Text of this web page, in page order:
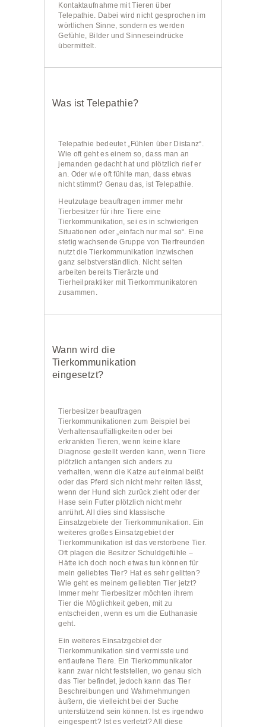
Kontaktaufnahme mit Tieren über
Telepathie. Dabei wird nicht gesprochen im
wörtlichen Sinne, sondern es werden
Gefühle, Bilder und Sinneseindrücke
übermittelt.
Was ist Telepathie?
Telepathie bedeutet „Fühlen über Distanz“.
Wie oft geht es einem so, dass man an
jemanden gedacht hat und plötzlich rief er
an. Oder wie oft fühlte man, dass etwas
nicht stimmt? Genau das, ist Telepathie.
Heutzutage beauftragen immer mehr
Tierbesitzer für ihre Tiere eine
Tierkommunikation, sei es in schwierigen
Situationen oder „einfach nur mal so“. Eine
stetig wachsende Gruppe von Tierfreunden
nutzt die Tierkommunikation inzwischen
ganz selbstverständlich. Nicht selten
arbeiten bereits Tierärzte und
Tierheilpraktiker mit Tierkommunikatoren
zusammen.
Wann wird die
Tierkommunikation
eingesetzt?
Tierbesitzer beauftragen
Tierkommunikationen zum Beispiel bei
Verhaltensauffälligkeiten oder bei
erkrankten Tieren, wenn keine klare
Diagnose gestellt werden kann, wenn Tiere
plötzlich anfangen sich anders zu
verhalten, wenn die Katze auf einmal beißt
oder das Pferd sich nicht mehr reiten lässt,
wenn der Hund sich zurück zieht oder der
Hase sein Futter plötzlich nicht mehr
anrührt. All dies sind klassische
Einsatzgebiete der Tierkommunikation. Ein
weiteres großes Einsatzgebiet der
Tierkommunikation ist das verstorbene Tier.
Oft plagen die Besitzer Schuldgefühle –
Hätte ich doch noch etwas tun können für
mein geliebtes Tier? Hat es sehr gelitten?
Wie geht es meinem geliebten Tier jetzt?
Immer mehr Tierbesitzer möchten ihrem
Tier die Möglichkeit geben, mit zu
entscheiden, wenn es um die Euthanasie
geht.
Ein weiteres Einsatzgebiet der
Tierkommunikation sind vermisste und
entlaufene Tiere. Ein Tierkommunikator
kann zwar nicht feststellen, wo genau sich
das Tier befindet, jedoch kann das Tier
Beschreibungen und Wahrnehmungen
äußern, die vielleicht bei der Suche
unterstützend sein können. Ist es irgendwo
eingesperrt? Ist es verletzt? All diese